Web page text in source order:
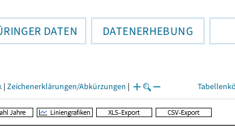
DATEN DATENERHEBUNG
| Zeichenerklärungen/Abkürzungen |